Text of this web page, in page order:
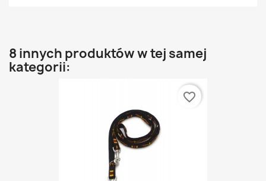
8 innych produktów w tej samej
kategorii:
favorite_border